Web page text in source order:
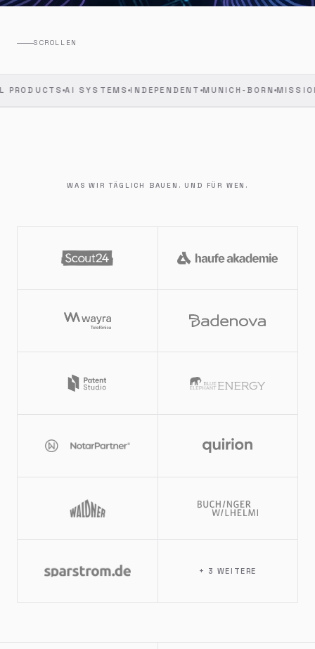
SCROLLEN
AI SYSTEMS INDEPENDENT MUNICH-BORN MISSION-
WAS WIR TÄGLICH BAUEN. UND FÜR WEN.
+ 3 WEITERE